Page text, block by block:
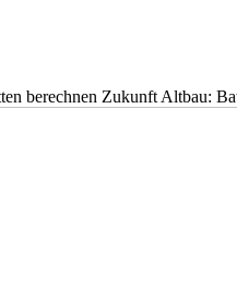
berechnen Zukunft Altbau: